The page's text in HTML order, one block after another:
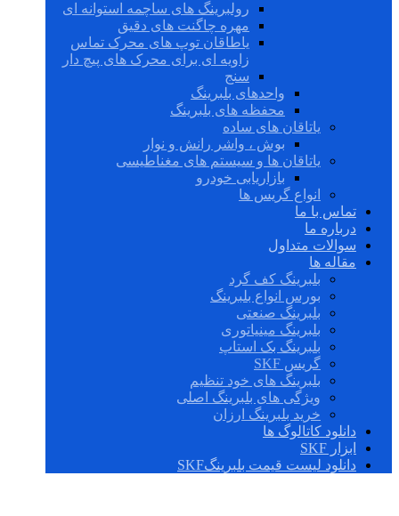
رولبرینگ های ساچمه استوانه ای
مهره چاگنت های دقیق
یاطاقان توپ های محرک تماس
زاویه ای برای محرک های پیچ دار
سنج
واحدهای بلبرینگ
محفظه های بلبرینگ
یاتاقان های ساده
بوش ، واشر رانش و نوار
یاتاقان ها و سیستم های مغناطیسی
بازاریابی خودرو
انواع گریس ها
تماس با ما
درباره ما
سوالات متداول
مقاله ها
بلبرینگ کف گرد
بورس انواع بلبرینگ
بلبرینگ صنعتی
بلبرینگ مینیاتوری
بلبرینگ بک استاپ
گریس SKF
بلبرینگ های خود تنظیم
ویژگی های بلبرینگ اصلی
خرید بلبرینگ ارزان
دانلود کاتالوگ ها
ابزار SKF
دانلود لیست قیمت بلبرینگSKF